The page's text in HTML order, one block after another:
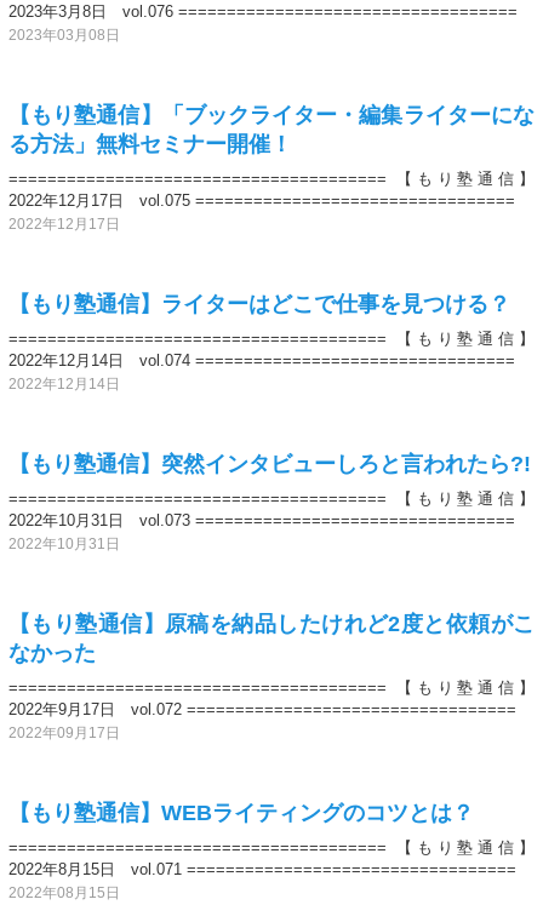
2023年3月8日 vol.076 ===================================
2023年03月08日
【もり塾通信】「ブックライター・編集ライターにな
る方法」無料セミナー開催！
======================================= 【もり塾通信】
2022年12月17日 vol.075 =================================
2022年12月17日
【もり塾通信】ライターはどこで仕事を見つける？
======================================= 【もり塾通信】
2022年12月14日 vol.074 =================================
2022年12月14日
【もり塾通信】突然インタビューしろと言われたら?!
======================================= 【もり塾通信】
2022年10月31日 vol.073 =================================
2022年10月31日
【もり塾通信】原稿を納品したけれど2度と依頼がこ
なかった
======================================= 【もり塾通信】
2022年9月17日 vol.072 ==================================
2022年09月17日
【もり塾通信】WEBライティングのコツとは？
======================================= 【もり塾通信】
2022年8月15日 vol.071 ==================================
2022年08月15日